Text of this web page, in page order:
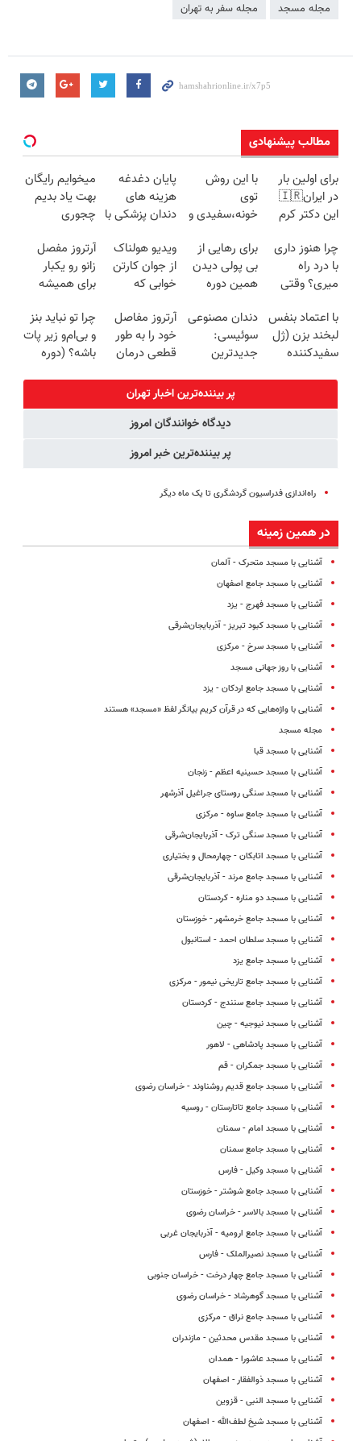
مجله مسجد مجله سفر به تهران
مطالب پیشنهادی
برای اولین بار
در ایران🇮🇷
این دکتر کرم
روزه ساخت!
با این روش
توی
خونه،سفیدی و
برگردون
(40%off)
پایان دغدغه
هزینه های
دندان پزشکی با
کننده خانگی
میخوایم رایگان
بهت یاد بدیم
چجوری
نداری امتحانش
مجانیه
چرا هنوز داری
با درد راه
میری؟ وقتی
پاته!
برای رهایی از
بی پولی دیدن
همین دوره
(شمارتو وارد
کن)
ویدیو هولناک
از جوان کارتن
خوابی که
آموزش رایگان
آرتروز مفصل
زانو رو یکبار
برای همیشه
◗پرسش‌نامه◖
با اعتماد بنفس
لبخند بزن (ژل
سفیدکننده
دندان مصنوعی
سوئیسی:
جدیدترین
سبک و مقاوم |
پرداخت قسطی
آرتروز مفاصل
خود را به طور
قطعی درمان
◗پرسش‌نامه◖
چرا تو نباید بنز
و بی‌ام‌و زیر پات
باشه؟ (دوره
پر بیننده‌ترین اخبار تهران
دیدگاه خوانندگان امروز
پر بیننده‌ترین خبر امروز
راه‌اندازی فدراسیون گردشگری تا یک ماه دیگر
در همین زمینه
آشنایی با مسجد متحرک - آلمان
آشنایی با مسجد جامع اصفهان
آشنایی با مسجد فهرج - یزد
آشنایی با مسجد کبود تبریز - آذربایجان‌شرقی
آشنایی با مسجد سرخ - مرکزی
آشنایی با روز جهانی مسجد
آشنایی با مسجد جامع اردکان - یزد
آشنایی با واژه‌هایی که در قرآن کریم بیانگر لفظ «مسجد» هستند
مجله مسجد
آشنایی با مسجد قبا
آشنایی با مسجد حسینیه اعظم - زنجان
آشنایی با مسجد سنگی روستای جراغیل آذرشهر
آشنایی با مسجد جامع ساوه - مرکزی
آشنایی با مسجد سنگى ترک - آذربایجان‌شرقی
آشنایی با مسجد اتابکان - چهارمحال و بختیاری
آشنایی با مسجد جامع مرند - آذربایجان‌شرقی
آشنایی با مسجد دو مناره - کردستان
آشنایی با مسجد جامع خرمشهر - خوزستان
آشنایی با مسجد سلطان احمد - استانبول
آشنایی با مسجد جامع یزد
آشنایی با مسجد جامع تاریخی نیمور - مرکزی
آشنایی با مسجد جامع سنندج - کردستان
آشنایی با مسجد نیوجیه - چین
آشنایی با مسجد پادشاهی - لاهور
آشنایی با مسجد جمکران‌ - قم
آشنایی با مسجد جامع قدیم روشناوند - خراسان رضوی
آشنایی با مسجد جامع تاتارستان - روسیه
آشنایی با مسجد امام - سمنان
آشنایی با مسجد جامع سمنان
آشنایی با مسجد وکیل - فارس
آشنایی با مسجد جامع شوشتر - خوزستان
آشنایی با مسجد بالاسر - خراسان رضوی
آشنایی با مسجد جامع ارومیه - آذربایجان غربی
آشنایی با مسجد نصیرالملک - فارس
آشنایی با مسجد جامع چهار درخت - خراسان جنوبی
آشنایی با مسجد گوهرشاد - خراسان رضوی
آشنایی با مسجد جامع نراق - مرکزی
آشنایی با مسجد مقدس محدثین - مازندران
آشنایی با مسجد عاشورا - همدان
آشنایی با مسجد ذوالفقار - اصفهان
آشنایی با مسجد النبی - قزوین
آشنایی با مسجد شیخ لطف‌الله - اصفهان